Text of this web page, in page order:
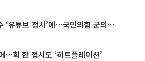
우성빈 기장군수 ‘유튜브 정치’에…국민의힘 군의원들 집단 반발
…회 한 접시도 ‘히트플레이션’